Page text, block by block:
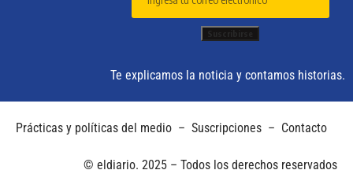
Te explicamos la noticia y contamos historias.
Prácticas y políticas del medio – Suscripciones – Contacto
© eldiario. 2025 – Todos los derechos reservados